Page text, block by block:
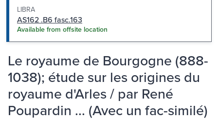
LIBRA
AS162 .B6 fasc.163
Available from offsite location
Le royaume de Bourgogne (888-
1038); étude sur les origines du
royaume d'Arles / par René
Poupardin ... (Avec un fac-similé)